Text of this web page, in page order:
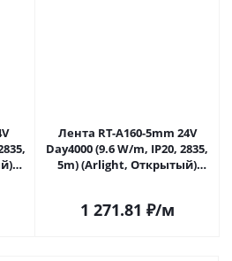
Лента RT-A160-5mm 24V
Day4000 (9.6 W/m, IP20, 2835,
5m) (Arlight, Открытый)
1 271.81 ₽/м